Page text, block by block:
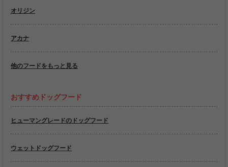
オリジン
アカナ
他のフードをもっと見る
おすすめドッグフード
ヒューマングレードのドッグフード
ウェットドッグフード